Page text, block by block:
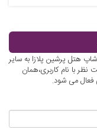
هتل پرشین پلازا به سایر
با نام کاربری،همان
می شود.